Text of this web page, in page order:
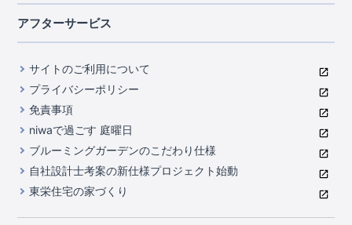
中部
山梨県
静岡県
滋賀県
京都府
中国・四国
岡山県
広島県
九州・沖縄
福岡県
熊本県
室内空間を快適に保つ断熱性能
コストパフォーマンスに自信
充実のアフターサポート
第三者評価によるお墨付き
家づくりのプロにも選ばれるブルーミングガーデン
住んでみるとじわじわ伝わる暮らしやすさへのこだわり
自社一貫体制
ご紹介制度のご案内
東栄INDEX（用語集）
アフターサービス
サイトのご利用について
プライバシーポリシー
免責事項
niwaで過ごす 庭曜日
ブルーミングガーデンのこだわり仕様
自社設計士考案の新仕様プロジェクト始動
東栄住宅の家づくり